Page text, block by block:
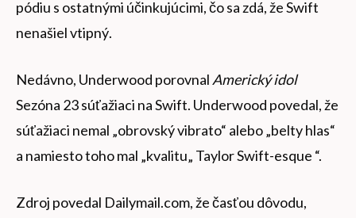
pódiu s ostatnými účinkujúcimi, čo sa zdá, že Swift
nenašiel vtipný.
Nedávno, Underwood porovnal Americký idol
Sezóna 23 súťažiaci na Swift. Underwood povedal, že
súťažiaci nemal „obrovský vibrato“ alebo „belty hlas“
a namiesto toho mal „kvalitu„ Taylor Swift-esque “.
Zdroj povedal Dailymail.com, že časťou dôvodu,